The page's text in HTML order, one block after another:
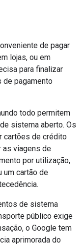
de pagar
lojas, ou em
para finalizar
de pagamento
todo permitem
sistema aberto. Os
cartões de crédito
as viagens de
por utilização,
um cartão de
de sistema
público exige
o Google tem
aprimorada do